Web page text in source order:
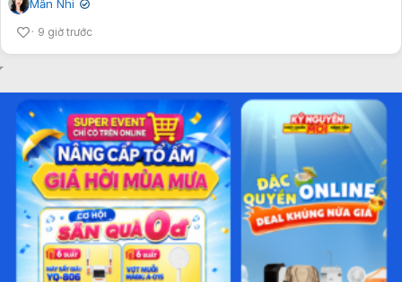
Mẫn Nhi ✔
9 giờ trước